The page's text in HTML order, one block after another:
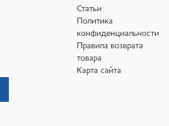
Статьи
Политика
конфиденциальности
Правила возврата
товара
Карта сайта